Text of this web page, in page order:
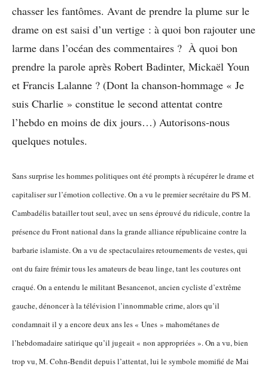
chasser les fantômes. Avant de prendre la plume sur le
drame on est saisi d’un vertige : à quoi bon rajouter une
larme dans l’océan des commentaires ? À quoi bon
prendre la parole après Robert Badinter, Mickaël Youn
et Francis Lalanne ? (Dont la chanson-hommage « Je
suis Charlie » constitue le second attentat contre
l’hebdo en moins de dix jours…) Autorisons-nous
quelques notules.
Sans surprise les hommes politiques ont été prompts à récupérer le drame et
capitaliser sur l’émotion collective. On a vu le premier secrétaire du PS M.
Cambadélis batailler tout seul, avec un sens éprouvé du ridicule, contre la
présence du Front national dans la grande alliance républicaine contre la
barbarie islamiste. On a vu de spectaculaires retournements de vestes, qui
ont du faire frémir tous les amateurs de beau linge, tant les coutures ont
craqué. On a entendu le militant Besancenot, ancien cycliste d’extrême
gauche, dénoncer à la télévision l’innommable crime, alors qu’il
condamnait il y a encore deux ans les « Unes » mahométanes de
l’hebdomadaire satirique qu’il jugeait « non appropriées ». On a vu, bien
trop vu, M. Cohn-Bendit depuis l’attentat, lui le symbole momifié de Mai